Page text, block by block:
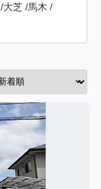
/大芝 /馬木 /